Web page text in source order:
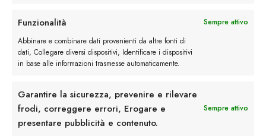
Funzionalità
Sempre attivo
Abbinare e combinare dati provenienti da altre fonti di
dati, Collegare diversi dispositivi, Identificare i dispositivi
in base alle informazioni trasmesse automaticamente.
Garantire la sicurezza, prevenire e rilevare
frodi, correggere errori, Erogare e
presentare pubblicità e contenuto.
Sempre attivo